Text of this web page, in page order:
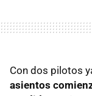
Con dos pilotos
asientos